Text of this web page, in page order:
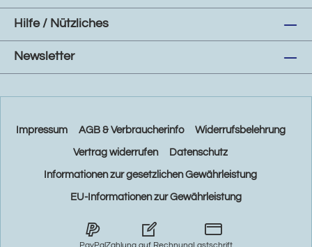
Hilfe / Nützliches
Newsletter
Impressum AGB & Verbraucherinfo Widerrufsbelehrung
Vertrag widerrufen Datenschutz
Informationen zur gesetzlichen Gewährleistung
EU-Informationen zur Gewährleistung